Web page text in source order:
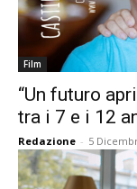
Film
“Un futuro
tra i 7 e i 12
Redazione - 5